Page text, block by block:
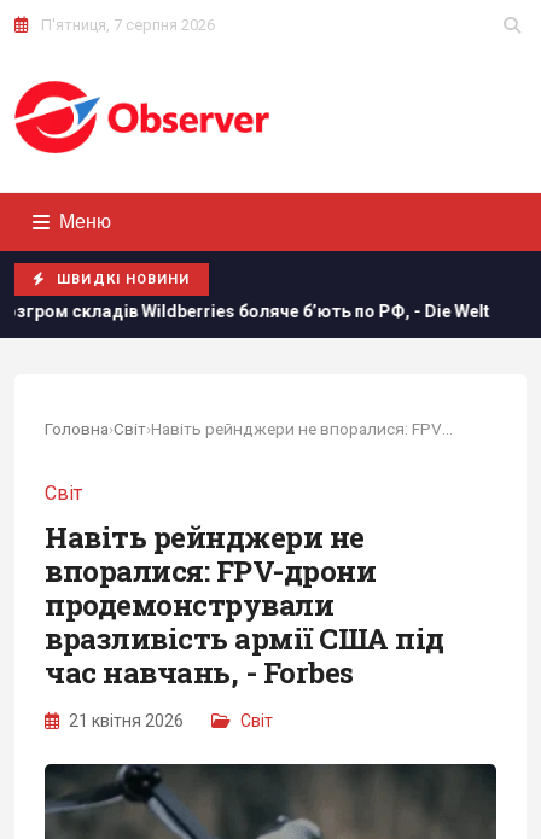
П'ятниця, 7 серпня 2026
Меню
ШВИДКІ НОВИНИ
боляче бʼють по РФ, - Die Welt Росія вдарила по
Головна›Світ›
Світ
Навіть рейнджери не
впоралися: FPV-дрони
продемонстрували
вразливість армії США під
час навчань, - Forbes
21 квітня 2026 Світ